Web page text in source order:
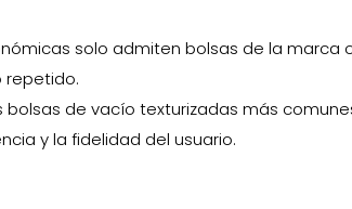
solo admiten bolsas de la marca
repetido.
de vacío texturizadas más
y la fidelidad del usuario.